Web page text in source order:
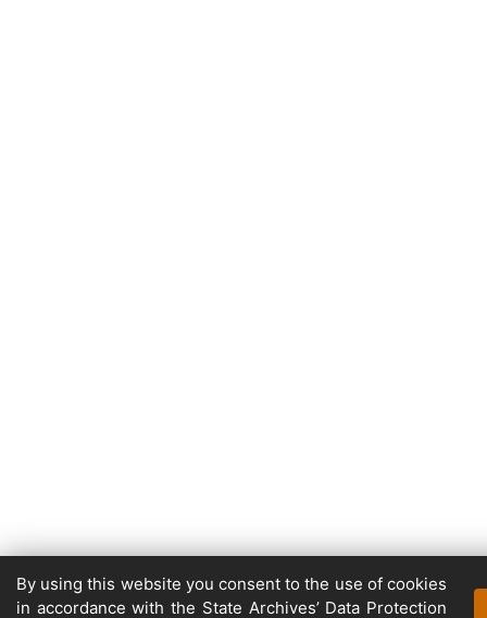
By using this website you consent to the use of cookies
in accordance with the State Archives’ Data Protection